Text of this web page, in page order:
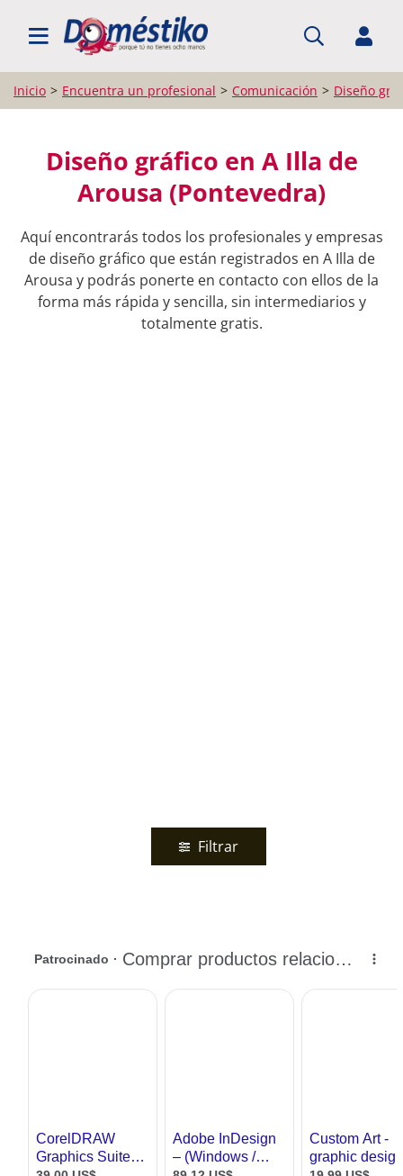
BUSCAR PROFESIONALES
Inicio Encuentra un profesional Comunicación Diseño
Diseño gráfico en A Illa de
Arousa (Pontevedra)
Aquí encontrarás todos los profesionales y empresas
de diseño gráfico que están registrados en A Illa de
Arousa y podrás ponerte en contacto con ellos de la
forma más rápida y sencilla, sin intermediarios y
totalmente gratis.
Filtrar